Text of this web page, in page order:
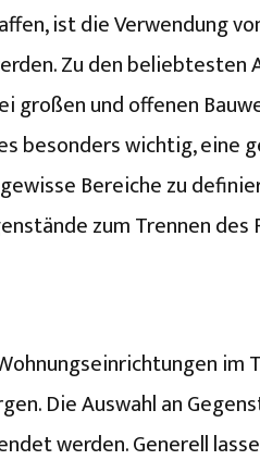
ist die Verwendung
Zu den
großen und offenen
besonders wichtig, eine
Bereiche zu
zum Trennen des
im
Die Auswahl an
werden. Generell